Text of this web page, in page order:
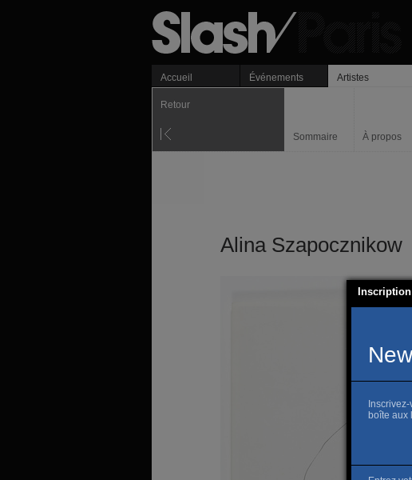
Accueil Événements Artistes
Retour
Sommaire À propos
Alina Szapocznikow
Inscription